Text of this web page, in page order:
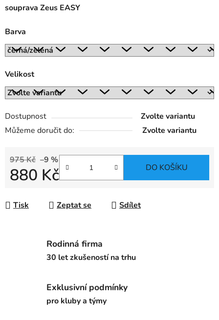
souprava Zeus EASY
Barva
Velikost
Dostupnost
Zvolte variantu
Můžeme doručit do:
Zvolte variantu
975 Kč –9 %
880 Kč DO KOŠÍKU
Tisk Zeptat se Sdílet
Rodinná firma
30 let zkušeností na trhu
Exklusivní podmínky
pro kluby a týmy